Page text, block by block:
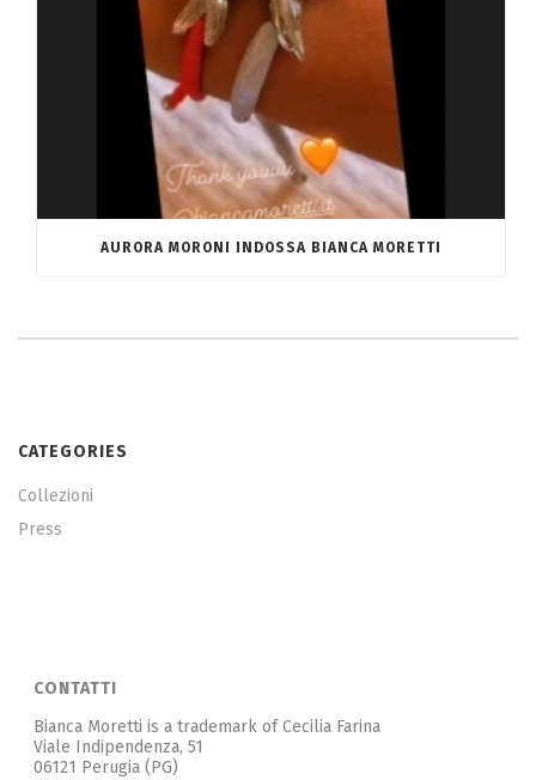
AURORA MORONI INDOSSA BIANCA MORETTI
CATEGORIES
Collezioni
Press
CONTATTI
Bianca Moretti is a trademark of Cecilia Farina
Viale Indipendenza, 51
06121 Perugia (PG)